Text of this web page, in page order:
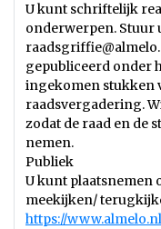
U kunt schriftelijk
onderwerpen. Stuur
gepubliceerd onder
ingekomen stukken
raadsvergadering.
zodat de raad en de
nemen.
Publiek
U kunt plaatsnemen
meekijken/
https://